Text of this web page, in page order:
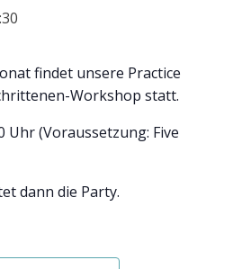
findet unsere Practice
Workshop statt.
Uhr (Voraussetzung: Five
dann die Party.